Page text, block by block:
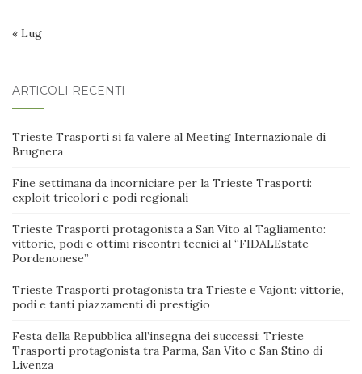
« Lug
ARTICOLI RECENTI
Trieste Trasporti si fa valere al Meeting Internazionale di
Brugnera
Fine settimana da incorniciare per la Trieste Trasporti:
exploit tricolori e podi regionali
Trieste Trasporti protagonista a San Vito al Tagliamento:
vittorie, podi e ottimi riscontri tecnici al “FIDALEstate
Pordenonese”
Trieste Trasporti protagonista tra Trieste e Vajont: vittorie,
podi e tanti piazzamenti di prestigio
Festa della Repubblica all’insegna dei successi: Trieste
Trasporti protagonista tra Parma, San Vito e San Stino di
Livenza